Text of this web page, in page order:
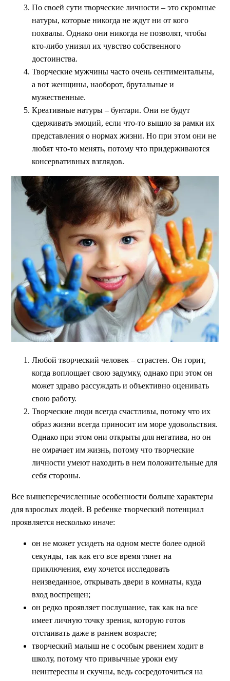
По своей сути творческие личности – это скромные
натуры, которые никогда не ждут ни от кого
похвалы. Однако они никогда не позволят, чтобы
кто-либо унизил их чувство собственного
достоинства.
Творческие мужчины часто очень сентиментальны,
а вот женщины, наоборот, брутальные и
мужественные.
Креативные натуры – бунтари. Они не будут
сдерживать эмоций, если что-то вышло за рамки их
представления о нормах жизни. Но при этом они не
любят что-то менять, потому что придерживаются
консервативных взглядов.
Любой творческий человек – страстен. Он горит,
когда воплощает свою задумку, однако при этом он
может здраво рассуждать и объективно оценивать
свою работу.
Творческие люди всегда счастливы, потому что их
образ жизни всегда приносит им море удовольствия.
Однако при этом они открыты для негатива, но он
не омрачает им жизнь, потому что творческие
личности умеют находить в нем положительные для
себя стороны.
Все вышеперечисленные особенности больше характеры
для взрослых людей. В ребенке творческий потенциал
проявляется несколько иначе:
он не может усидеть на одном месте более одной
секунды, так как его все время тянет на
приключения, ему хочется исследовать
неизведанное, открывать двери в комнаты, куда
вход воспрещен;
он редко проявляет послушание, так как на все
имеет личную точку зрения, которую готов
отстаивать даже в раннем возрасте;
творческий малыш не с особым рвением ходит в
школу, потому что привычные уроки ему
неинтересны и скучны, ведь сосредоточиться на